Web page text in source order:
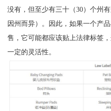
没有，但至少有三十（30）个州
因州而异）。因此，如果一个产
售，它可能都应该贴上法律标签
一定的灵活性。